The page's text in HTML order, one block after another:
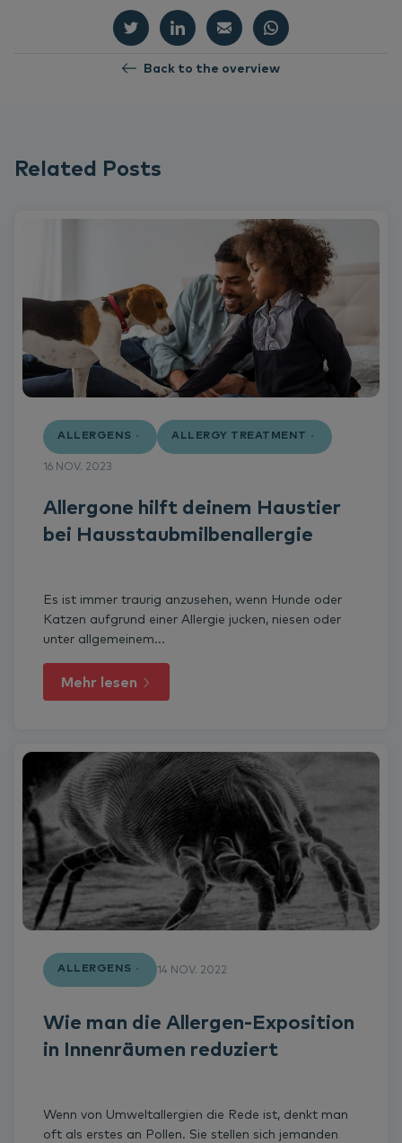
Back to the overview
Related Posts
ALLERGENS ALLERGY TREATMENT
16 NOV. 2023
Allergone hilft deinem Haustier
bei Hausstaubmilbenallergie
Es ist immer traurig anzusehen, wenn Hunde oder
Katzen aufgrund einer Allergie jucken, niesen oder
unter allgemeinem...
Mehr lesen
ALLERGENS 14 NOV. 2022
Wie man die Allergen-Exposition
in Innenräumen reduziert
Wenn von Umweltallergien die Rede ist, denkt man
oft als erstes an Pollen. Sie stellen sich jemanden